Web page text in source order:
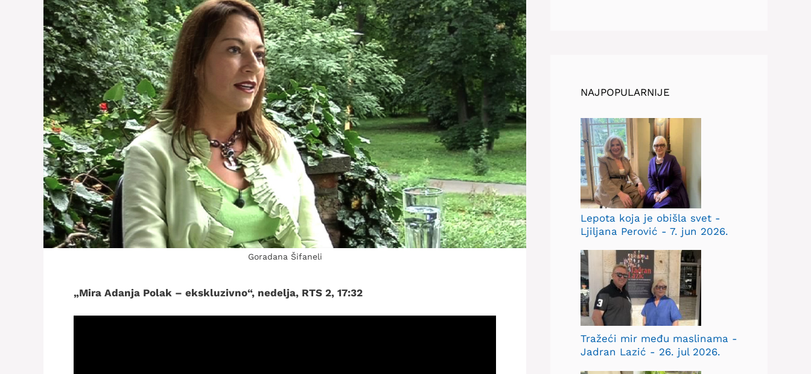
Goradana Šifaneli
„Mira Adanja Polak – ekskluzivno“, nedelja, RTS 2, 17:32
NAJPOPULARNIJE
Lepota koja je obišla svet -
Ljiljana Perović - 7. jun 2026.
Tražeći mir među maslinama -
Jadran Lazić - 26. jul 2026.